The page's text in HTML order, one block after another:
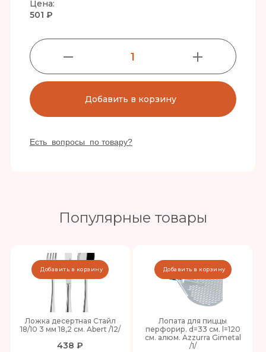
Цена:
501 ₽
1
Добавить в корзину
Есть вопросы по товару?
Популярные товары
Ложка десертная Стайл
18/10 3 мм 18,2 см. Abert /12/
438 ₽
Добавить в корзину
Лопата для пиццы
перфорир. d=33 см. l=120
см. алюм. Azzurra Gimetal
/1/
Добавить в корзину